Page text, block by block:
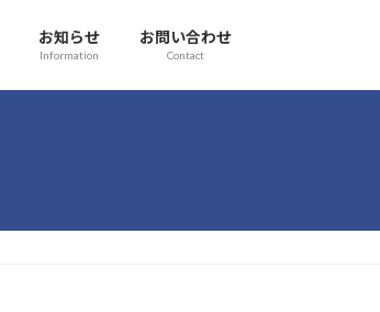
お知らせ
Information
お問い合わせ
Contact